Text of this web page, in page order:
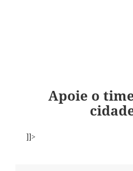
Apoie o
]]>